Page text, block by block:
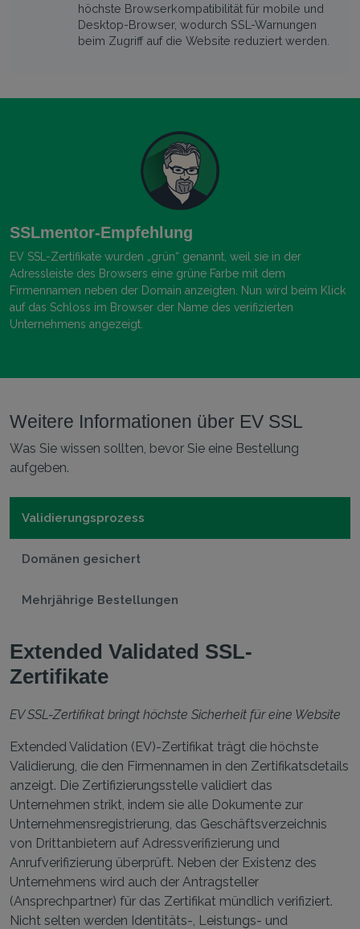
höchste Browserkompatibilität für mobile und
Desktop-Browser, wodurch SSL-Warnungen
beim Zugriff auf die Website reduziert werden.
SSLmentor-Empfehlung
EV SSL-Zertifikate wurden „grün“ genannt, weil sie in der
Adressleiste des Browsers eine grüne Farbe mit dem
Firmennamen neben der Domain anzeigten. Nun wird beim Klick
auf das Schloss im Browser der Name des verifizierten
Unternehmens angezeigt.
Weitere Informationen über EV SSL
Was Sie wissen sollten, bevor Sie eine Bestellung
aufgeben.
Validierungsprozess
Domänen gesichert
Mehrjährige Bestellungen
Extended Validated SSL-
Zertifikate
EV SSL-Zertifikat bringt höchste Sicherheit für eine Website
Extended Validation (EV)-Zertifikat trägt die höchste
Validierung, die den Firmennamen in den Zertifikatsdetails
anzeigt. Die Zertifizierungsstelle validiert das
Unternehmen strikt, indem sie alle Dokumente zur
Unternehmensregistrierung, das Geschäftsverzeichnis
von Drittanbietern auf Adressverifizierung und
Anrufverifizierung überprüft. Neben der Existenz des
Unternehmens wird auch der Antragsteller
(Ansprechpartner) für das Zertifikat mündlich verifiziert.
Nicht selten werden Identitäts-, Leistungs- und